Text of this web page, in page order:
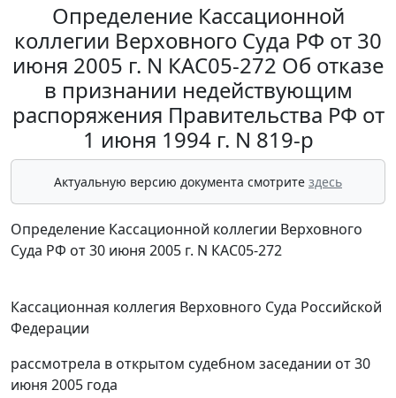
Определение Кассационной
коллегии Верховного Суда РФ от 30
июня 2005 г. N КАС05-272 Об отказе
в признании недействующим
распоряжения Правительства РФ от
1 июня 1994 г. N 819-р
Актуальную версию документа смотрите здесь
Определение Кассационной коллегии Верховного
Суда РФ от 30 июня 2005 г. N КАС05-272
Кассационная коллегия Верховного Суда Российской
Федерации
рассмотрела в открытом судебном заседании от 30
июня 2005 года